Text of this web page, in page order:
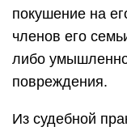
покушение на
членов его
либо
повреждения.
Из судебной